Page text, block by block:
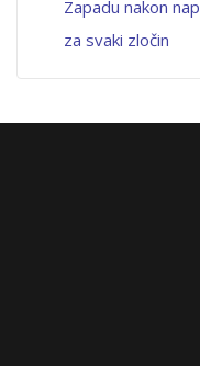
Zapadu nakon
za svaki zločin